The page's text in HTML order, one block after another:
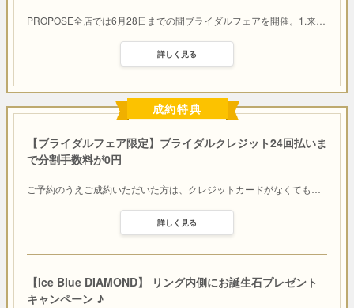
PROPOSE全店では6月28日までの間ブライダルフェアを開催。1.来…
詳しく見る
成約特典
【ブライダルフェア限定】ブライダルクレジット24回払いま
で分割手数料が0円
ご予約のうえご成約いただいた方は、クレジットカードがなくても…
詳しく見る
【Ice Blue DIAMOND】 リング内側にお誕生石プレゼント
キャンペーン ♪